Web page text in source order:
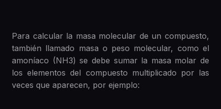
Para calcular la masa molecular de un compuesto,
también llamado masa o peso molecular, como el
amoníaco (NH3) se debe sumar la masa molar de
los elementos del compuesto multiplicado por las
veces que aparecen, por ejemplo: